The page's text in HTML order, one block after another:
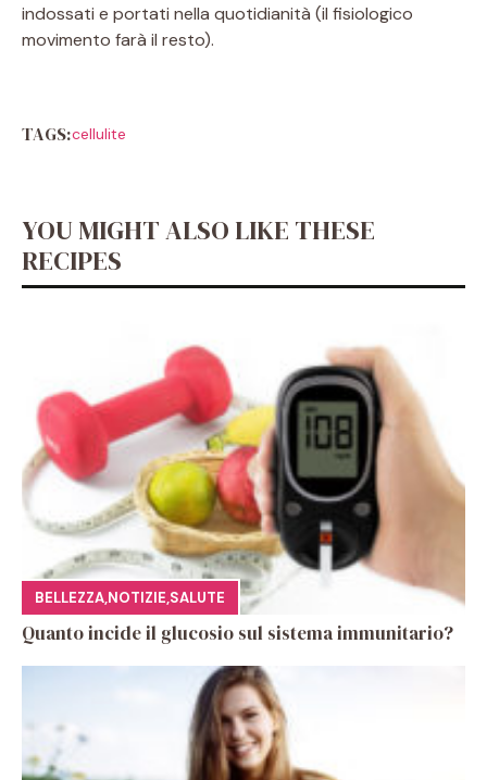
indossati e portati nella quotidianità (il fisiologico
movimento farà il resto).
TAGS:cellulite
YOU MIGHT ALSO LIKE THESE
RECIPES
BELLEZZA,NOTIZIE,SALUTE
Quanto incide il glucosio sul sistema immunitario?